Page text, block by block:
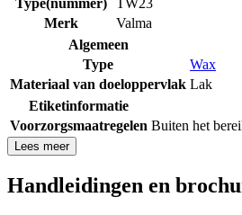
Type(nummer) TW23
Merk
Valma
Algemeen
Type
Wax
Materiaal van doeloppervlak Lak
Etiketinformatie
Voorzorgsmaatregelen Buiten het
Lees meer
Handleidingen en